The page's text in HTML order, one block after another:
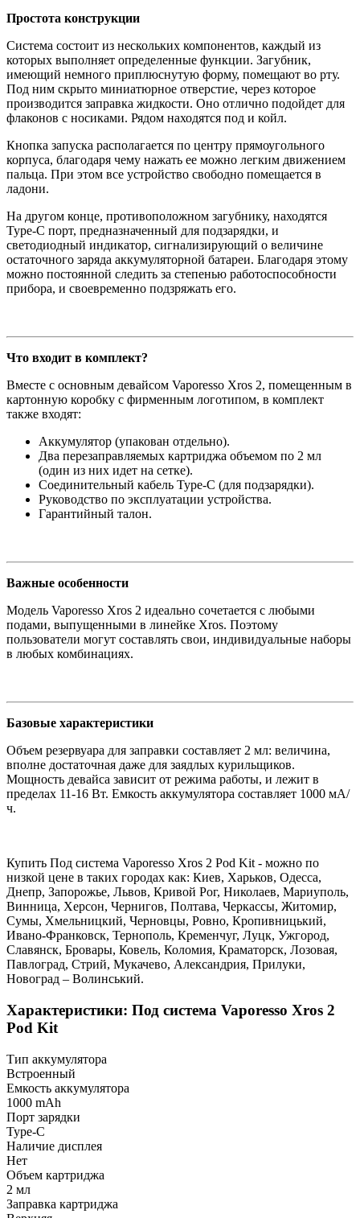
Простота конструкции
Система состоит из нескольких компонентов, каждый из
которых выполняет определенные функции. Загубник,
имеющий немного приплюснутую форму, помещают во рту.
Под ним скрыто миниатюрное отверстие, через которое
производится заправка жидкости. Оно отлично подойдет для
флаконов с носиками. Рядом находятся под и койл.
Кнопка запуска располагается по центру прямоугольного
корпуса, благодаря чему нажать ее можно легким движением
пальца. При этом все устройство свободно помещается в
ладони.
На другом конце, противоположном загубнику, находятся
Type-C порт, предназначенный для подзарядки, и
светодиодный индикатор, сигнализирующий о величине
остаточного заряда аккумуляторной батареи. Благодаря этому
можно постоянной следить за степенью работоспособности
прибора, и своевременно подзряжать его.
Что входит в комплект?
Вместе с основным девайсом Vaporesso Xros 2, помещенным в
картонную коробку с фирменным логотипом, в комплект
также входят:
Аккумулятор (упакован отдельно).
Два перезаправляемых картриджа объемом по 2 мл
(один из них идет на сетке).
Соединительный кабель Type-C (для подзарядки).
Руководство по эксплуатации устройства.
Гарантийный талон.
Важные особенности
Модель Vaporesso Xros 2 идеально сочетается с любыми
подами, выпущенными в линейке Xros. Поэтому
пользователи могут составлять свои, индивидуальные наборы
в любых комбинациях.
Базовые характеристики
Объем резервуара для заправки составляет 2 мл: величина,
вполне достаточная даже для заядлых курильщиков.
Мощность девайса зависит от режима работы, и лежит в
пределах 11-16 Вт. Емкость аккумулятора составляет 1000 мА/
ч.
Купить Под система Vaporesso Xros 2 Pod Kit - можно по
низкой цене в таких городах как: Киев, Харьков, Одесса,
Днепр, Запорожье, Львов, Кривой Рог, Николаев, Мариуполь,
Винница, Херсон, Чернигов, Полтава, Черкассы, Житомир,
Сумы, Хмельницкий, Черновцы, Ровно, Кропивницький,
Ивано-Франковск, Тернополь, Кременчуг, Луцк, Ужгород,
Славянск, Бровары, Ковель, Коломия, Краматорск, Лозовая,
Павлоград, Стрий, Мукачево, Александрия, Прилуки,
Новоград – Волинський.
Характеристики: Под система Vaporesso Xros 2
Pod Kit
Тип аккумулятора
Встроенный
Емкость аккумулятора
1000 mAh
Порт зарядки
Type-C
Наличие дисплея
Нет
Объем картриджа
2 мл
Заправка картриджа